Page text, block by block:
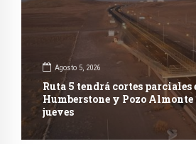
Agosto 5, 2026
Ruta 5 tendrá cortes parciales
Humberstone y Pozo Almonte
jueves